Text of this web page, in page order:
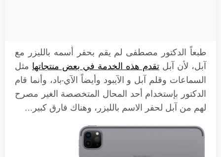
طبعاً الدكتور مصطفى لم يقم بحفر أسمه بالليزر مع
آبل، لأن آبل تقدم هذه الخدمة في بعض منتجاتها مثل
السماعات وقلم آبل و الآيبود وأيضاً الآي-باد، وأنما قام
الدكتور بإستخدام أحد المحال المتخصصة الغير مصرح
لهم من آبل لحفر الاسم بالليزر، وهناك فارق كبير…